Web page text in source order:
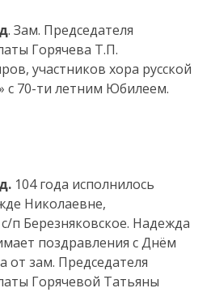
. Зам. Председателя
Горячева Т.П.
участников хора русской
с 70-ти летним Юбилеем.
104 года исполнилось
Николаевне,
п Березняковское. Надежда
поздравления с Днём
от зам. Председателя
Горячевой Татьяны